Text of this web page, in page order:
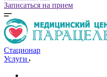
Записаться на прием
Стационар
Услуги